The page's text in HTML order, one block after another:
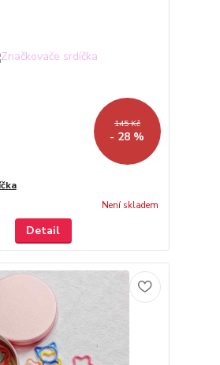
145 Kč
- 28 %
Není skladem
Detail